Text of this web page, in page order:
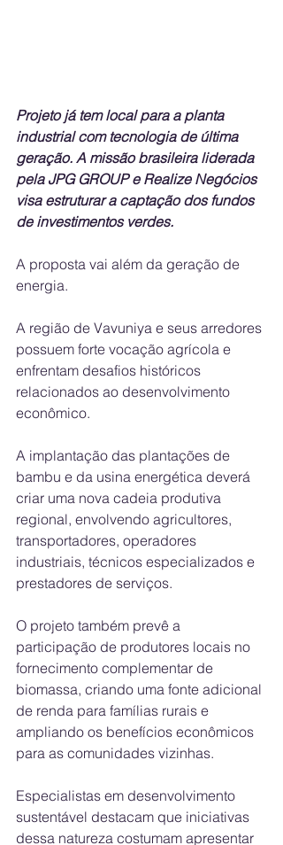
Projeto já tem local para a planta
industrial com tecnologia de última
geração. A missão brasileira liderada
pela JPG GROUP e Realize Negócios
visa estruturar a captação dos fundos
de investimentos verdes.
A proposta vai além da geração de
energia.
A região de Vavuniya e seus arredores
possuem forte vocação agrícola e
enfrentam desafios históricos
relacionados ao desenvolvimento
econômico.
A implantação das plantações de
bambu e da usina energética deverá
criar uma nova cadeia produtiva
regional, envolvendo agricultores,
transportadores, operadores
industriais, técnicos especializados e
prestadores de serviços.
O projeto também prevê a
participação de produtores locais no
fornecimento complementar de
biomassa, criando uma fonte adicional
de renda para famílias rurais e
ampliando os benefícios econômicos
para as comunidades vizinhas.
Especialistas em desenvolvimento
sustentável destacam que iniciativas
dessa natureza costumam apresentar